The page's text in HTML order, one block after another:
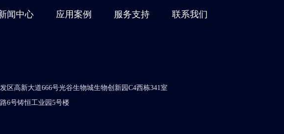
闻中心 应用案例 服务支持 联系我们
区高新大道666号光谷生物城生物创新园C4西栋341室
6号铸恒工业园5号楼